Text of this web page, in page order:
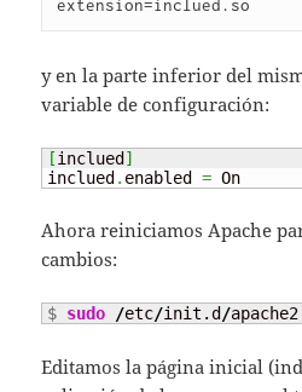
extension=inclued.so
y en la parte inferior del
variable de configuración:
[inclued ]
inclued . enabled = On
Ahora reiniciamos Apache
cambios:
$ sudo /etc/init.d/
Editamos la página inicial